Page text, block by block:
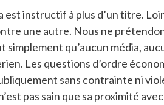
est instructif à plus d’un titre.
une autre. Nous ne
qu’aucun média,
Les questions d’ordre
sans contrainte ni
pas sain que sa proximité